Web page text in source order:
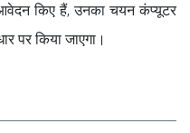
किए हैं, उनका चयन कंप्यूटर
पर किया जाएगा।